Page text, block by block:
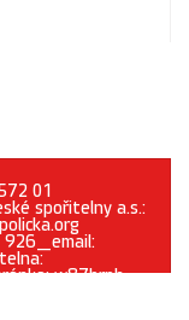
01
spořitelny a.s.:
w87brph